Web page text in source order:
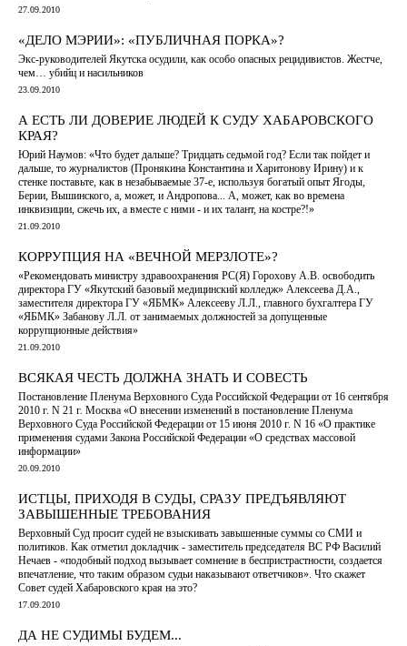
27.09.2010
«ДЕЛО МЭРИИ»: «ПУБЛИЧНАЯ ПОРКА»?
Экс-руководителей Якутска осудили, как особо опасных рецидивистов. Жестче,
чем… убийц и насильников
23.09.2010
А ЕСТЬ ЛИ ДОВЕРИЕ ЛЮДЕЙ К СУДУ ХАБАРОВСКОГО
КРАЯ?
Юрий Наумов: «Что будет дальше? Тридцать седьмой год? Если так пойдет и
дальше, то журналистов (Пронякина Константина и Харитонову Ирину) и к
стенке поставьте, как в незабываемые 37-е, используя богатый опыт Ягоды,
Берии, Вышинского, а, может, и Андропова... А, может, как во времена
инквизиции, сжечь их, а вместе с ними - и их талант, на костре?!»
21.09.2010
КОРРУПЦИЯ НА «ВЕЧНОЙ МЕРЗЛОТЕ»?
«Рекомендовать министру здравоохранения РС(Я) Горохову А.В. освободить
директора ГУ «Якутский базовый медицинский колледж» Алексеева Д.А.,
заместителя директора ГУ «ЯБМК» Алексееву Л.Л., главного бухгалтера ГУ
«ЯБМК» Забанову Л.Л. от занимаемых должностей за допущенные
коррупционные действия»
21.09.2010
ВСЯКАЯ ЧЕСТЬ ДОЛЖНА ЗНАТЬ И СОВЕСТЬ
Постановление Пленума Верховного Суда Российской Федерации от 16 сентября
2010 г. N 21 г. Москва «О внесении изменений в постановление Пленума
Верховного Суда Российской Федерации от 15 июня 2010 г. N 16 «О практике
применения судами Закона Российской Федерации «О средствах массовой
информации»
20.09.2010
ИСТЦЫ, ПРИХОДЯ В СУДЫ, СРАЗУ ПРЕДЪЯВЛЯЮТ
ЗАВЫШЕННЫЕ ТРЕБОВАНИЯ
Верховный Суд просит судей не взыскивать завышенные суммы со СМИ и
политиков. Как отметил докладчик - заместитель председателя ВС РФ Василий
Нечаев - «подобный подход вызывает сомнение в беспристрастности, создается
впечатление, что таким образом судьи наказывают ответчиков». Что скажет
Совет судей Хабаровского края на это?
17.09.2010
ДА НЕ СУДИМЫ БУДЕМ...